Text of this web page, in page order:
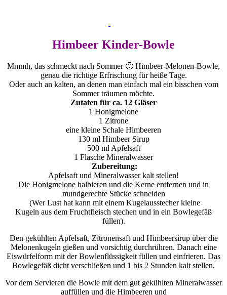
Himbeer Kinder-Bowle
Mmmh, das schmeckt nach Sommer 🙂 Himbeer-Melonen-Bowle,
genau die richtige Erfrischung für heiße Tage.
Oder auch an kalten, an denen man einfach mal ein bisschen vom
Sommer träumen möchte.
Zutaten für ca. 12 Gläser
1 Honigmelone
1 Zitrone
eine kleine Schale Himbeeren
130 ml Himbeer Sirup
500 ml Apfelsaft
1 Flasche Mineralwasser
Zubereitung:
Apfelsaft und Mineralwasser kalt stellen!
Die Honigmelone halbieren und die Kerne entfernen und in
mundgerechte Stücke schneiden
(Wer Lust hat kann mit einem Kugelausstecher kleine
Kugeln aus dem Fruchtfleisch stechen und in ein Bowlegefäß
füllen).
Den gekühlten Apfelsaft, Zitronensaft und Himbeersirup über die
Melonenkugeln gießen und vorsichtig durchrühren. Danach eine
Eiswürfelform mit der Bowlenflüssigkeit füllen und einfrieren. Das
Bowlegefäß dicht verschließen und 1 bis 2 Stunden kalt stellen.
Vor dem Servieren die Bowle mit dem gut gekühlten Mineralwasser
auffüllen und die Himbeeren und